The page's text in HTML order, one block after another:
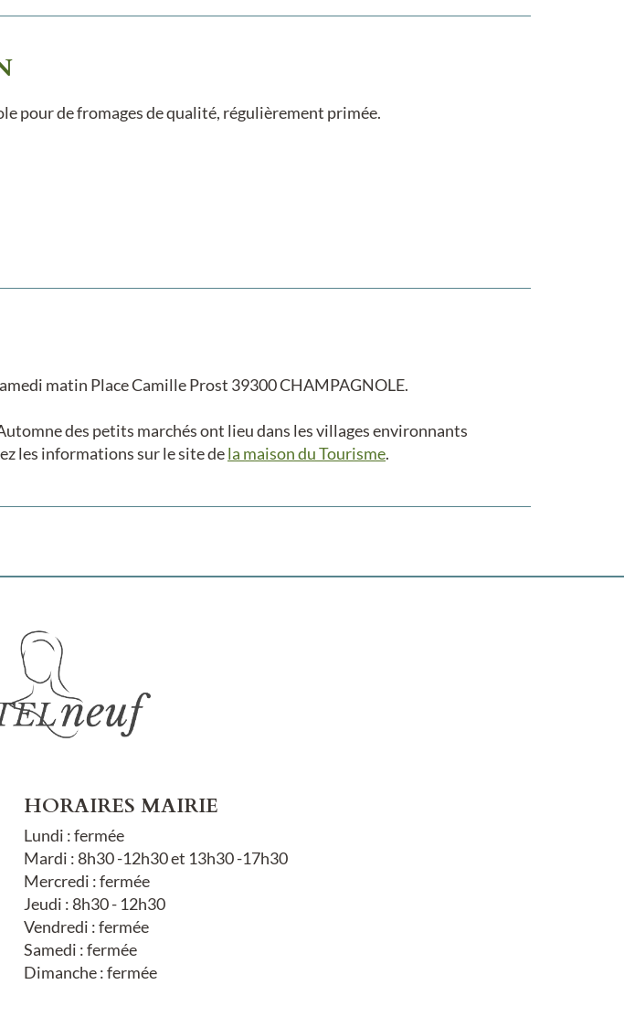
pour de fromages de qualité, régulièrement primée.
matin Place Camille Prost 39300 CHAMPAGNOLE.
des petits marchés ont lieu dans les villages environnants
les informations sur le site dela maison du Tourisme.
HORAIRES MAIRIE
Lundi : fermée
Mardi : 8h30 -12h30 et 13h30 -17h30
Mercredi : fermée
Jeudi : 8h30 - 12h30
Vendredi : fermée
Samedi : fermée
Dimanche : fermée